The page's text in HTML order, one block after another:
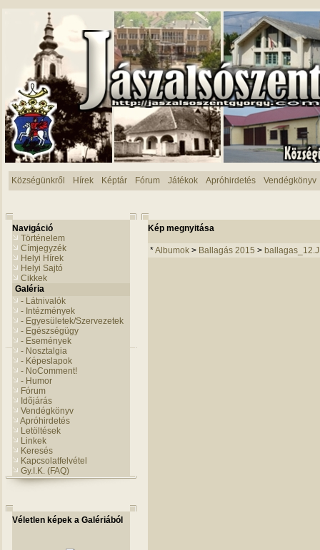
Községünkről Hírek Képtár Fórum Játékok Apróhirdetés Vendégkönyv
Navigáció
Történelem
Címjegyzék
Helyi Hírek
Helyi Sajtó
Cikkek
Galéria
- Látnivalók
- Intézmények
- Egyesületek/Szervezetek
- Egészségügy
- Események
- Nosztalgia
- Képeslapok
- NoComment!
- Humor
Fórum
Idõjárás
Vendégkönyv
Apróhirdetés
Letöltések
Linkek
Keresés
Kapcsolatfelvétel
Gy.I.K. (FAQ)
Véletlen képek a Galériából
Kép megnyitása
*Albumok > Ballagás 2015 >